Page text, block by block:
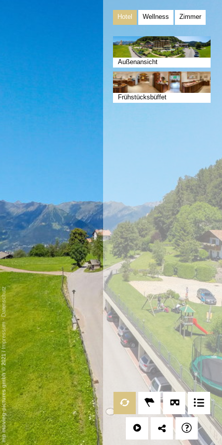
Hotel Wellness Zimmer
Außenansicht
Frühstücksbüffet
mp moving-pictures gmbh © 2021
/
Impressum
-
Datenschutz